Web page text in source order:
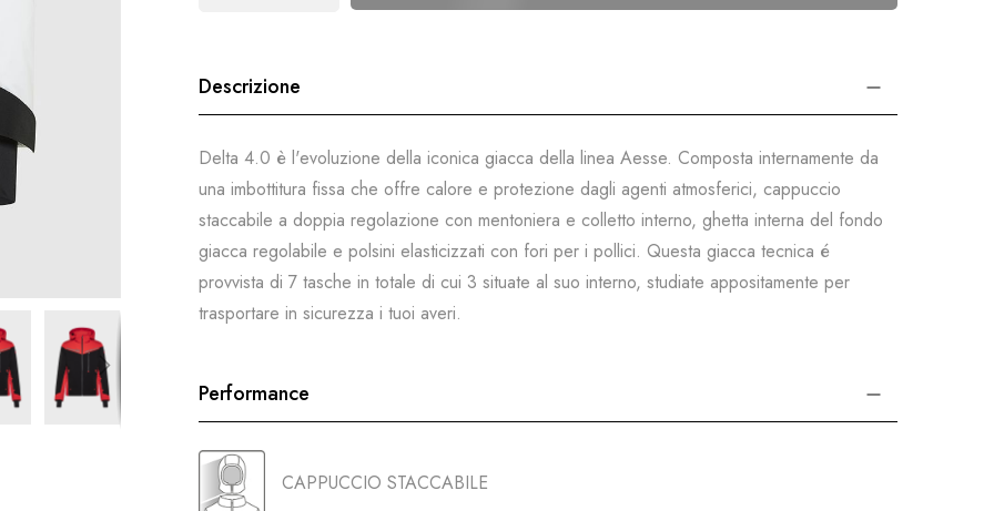
Descrizione
Delta 4.0 è l'evoluzione della iconica giacca della linea Aesse. Composta internamente da
una imbottitura fissa che offre calore e protezione dagli agenti atmosferici, cappuccio
staccabile a doppia regolazione con mentoniera e colletto interno, ghetta interna del fondo
giacca regolabile e polsini elasticizzati con fori per i pollici. Questa giacca tecnica é
provvista di 7 tasche in totale di cui 3 situate al suo interno, studiate appositamente per
trasportare in sicurezza i tuoi averi.
Performance
CAPPUCCIO STACCABILE